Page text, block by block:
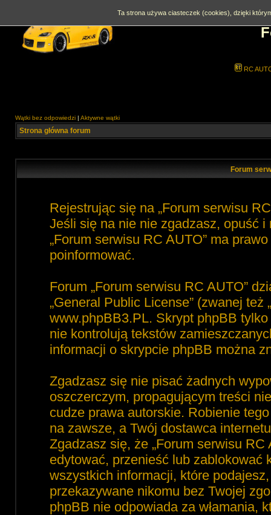
RC
Wątki bez odpowiedzi | Aktywne wątki
Strona główna forum
Forum
Rejestrując się na „Forum serwisu
Jeśli się na nie nie zgadzasz, opuść i
„Forum serwisu RC AUTO” ma
poinformować.
Forum „Forum serwisu RC AUTO”
„General Public License” (zwanej też
www.phpBB3.PL. Skrypt phpBB
nie kontrolują tekstów
informacji o skrypcie phpBB można
Zgadzasz się nie pisać żadnych
oszczerczym, propagującym treści
cudze prawa autorskie. Robienie
na zawsze, a Twój dostawca
Zgadzasz się, że „Forum serwisu
edytować, przenieść lub zablokować
wszystkich informacji, które
przekazywane nikomu bez Twojej
phpBB nie odpowiada za włamania,
Ta strona używa ciasteczek (cookies), dzięki